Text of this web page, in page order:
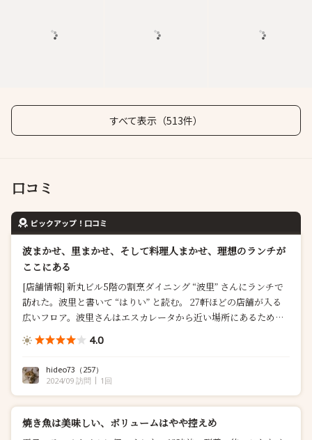
すべて表示（513件）
口コミ
ピックアップ！口コミ
波まかせ、里まかせ、そして料理人まかせ、理想のランチが
ここにある
[店舗情報] 新丸ビル5階の割烹ダイニング “波里” さんにランチで
訪れた。波里と書いて “はりい” と読む。 27軒ほどの店舗が入る
広いフロア。波里さんはエスカレータから近い場所にあるため、
このフロアを訪れた人の多くが目にすることになる。自分もそん
な一人。実はここに来るまで、波里さんのことは全...
4.0
hideo73 （257）
2024/09 訪問
1回
焼き魚は美味しい、ボリュームはやや控えめ